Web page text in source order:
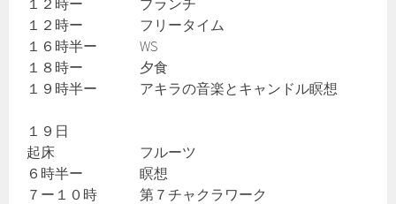
１２時ー フリータイム
１６時半ー WS
１８時ー 夕食
１９時半ー アキラの音楽とキャンドル瞑想
１９日
起床 フルーツ
６時半ー 瞑想
７ー１０時 第７チャクラワーク